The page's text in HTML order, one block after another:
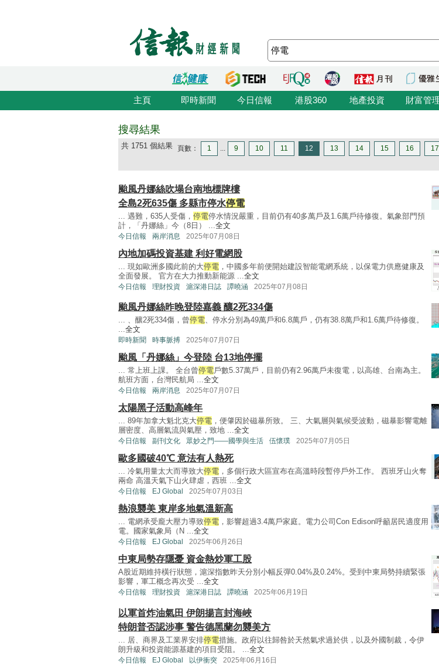
主頁 即時新聞 今日信報 港股360 地產投資 財富管
搜尋結果
共 1751 個結果 頁數： 1 ... 9 10 11 12 13 14 15 16 17
颱風丹娜絲吹塌台南地標牌樓
全島2死635傷 多縣市停水停電
... 遇難，635人受傷， 停電停水情況嚴重，目前仍有40多萬戶及1.6萬戶待修復。氣象部門預
計，「丹娜絲」今（8日） ...全文
今日信報 兩岸消息 2025年07月08日
內地加碼投資基建 利好電網股
... 現如歐洲多國此前的大停電 ，中國多年前便開始建設智能電網系統，以保電力供應健康及
全面發展。 官方在大力推動新能源 ...全文
今日信報 理財投資 滬深港日誌 譚曉涵 2025年07月08日
颱風丹娜絲昨晚登陸嘉義 釀2死334傷
... 、釀2死334傷，曾停電、停水分別為49萬戶和6.8萬戶，仍有38.8萬戶和1.6萬戶待修復。
...全文
即時新聞 時事脈搏 2025年07月07日
颱風「丹娜絲」今登陸 台13地停擺
... 常上班上課。 全台曾停電戶數5.37萬戶，目前仍有2.96萬戶未復電，以高雄、台南為主。
航班方面，台灣民航局 ...全文
今日信報 兩岸消息 2025年07月07日
太陽黑子活動高峰年
... 89年加拿大魁北克大停電 ，便肇因於磁暴所致。 三、大氣層與氣候受波動，磁暴影響電離
層密度、高層氣流與氣壓，致地 ...全文
今日信報 副刊文化 眾妙之門——國學與生活 伍懷璞 2025年07月05日
歐多國破40℃ 意法有人熱死
... 冷氣用量太大而導致大停電 ，多個行政大區宣布在高溫時段暫停戶外工作。 西班牙山火奪
兩命 高溫天氣下山火肆虐，西班 ...全文
今日信報 EJ Global 2025年07月03日
熱浪襲美 東岸多地氣溫新高
... 電網承受龐大壓力導致停電 ，影響超過3.4萬戶家庭。電力公司Con Edison呼籲居民適度用
電。國家氣象局（N ...全文
今日信報 EJ Global 2025年06月26日
中東局勢存隱憂 資金熱炒軍工股
A股近期維持橫行狀態，滬深指數昨天分別小幅反彈0.04%及0.24%。受到中東局勢持續緊張
影響，軍工概念再次受 ...全文
今日信報 理財投資 滬深港日誌 譚曉涵 2025年06月19日
以軍首炸油氣田 伊朗揚言封海峽
特朗普否認涉事 警告德黑蘭勿襲美方
... 居、商界及工業界安排停電措施。政府以往歸咎於天然氣求過於供，以及外國制裁，令伊
朗升級和投資能源基建的項目受阻。 ... 全文
今日信報 EJ Global 以伊衝突 2025年06月16日